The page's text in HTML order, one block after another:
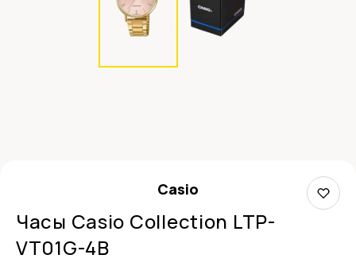
Casio
Часы Casio Collection LTP-
VT01G-4B